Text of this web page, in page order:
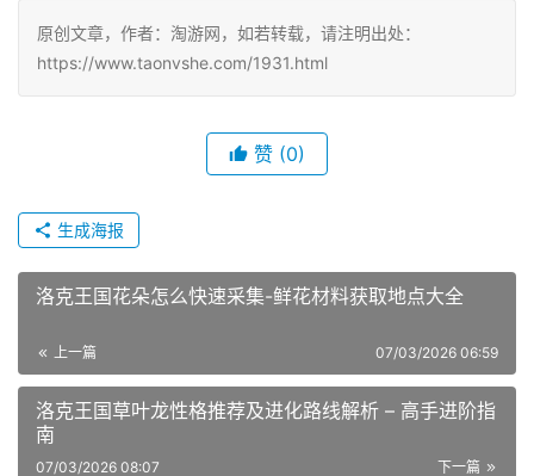
原创文章，作者：淘游网，如若转载，请注明出处：
https://www.taonvshe.com/1931.html
赞 (0)
生成海报
洛克王国花朵怎么快速采集-鲜花材料获取地点大全
上一篇 07/03/2026 06:59
洛克王国草叶龙性格推荐及进化路线解析 – 高手进阶指
南
下一篇
07/03/2026 08:07